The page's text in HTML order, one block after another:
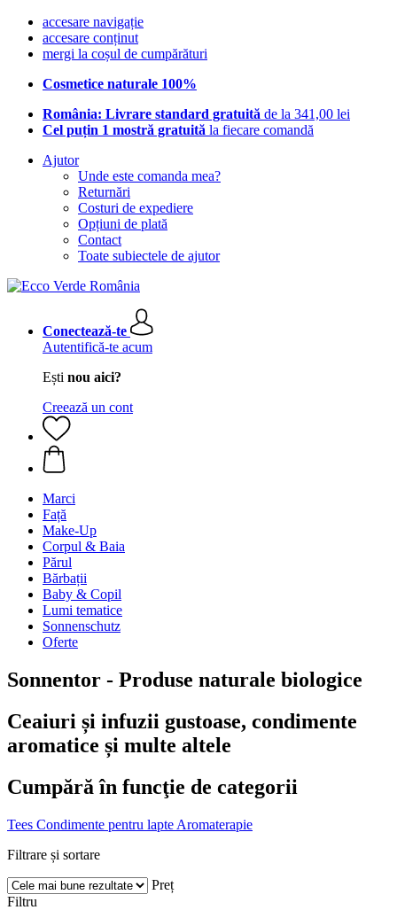
accesare navigație
accesare conținut
mergi la coșul de cumpărături
Cosmetice naturale 100%
România: Livrare standard gratuită de la 341,00 lei
Cel puțin 1 mostră gratuită la fiecare comandă
Ajutor
Unde este comanda mea?
Returnări
Costuri de expediere
Opțiuni de plată
Contact
Toate subiectele de ajutor
Conectează-te
Autentifică-te acum
Ești nou aici?
Creează un cont
Marci
Față
Make-Up
Corpul & Baia
Părul
Bărbații
Baby & Copil
Lumi tematice
Sonnenschutz
Oferte
Sonnentor - Produse naturale biologice
Ceaiuri și infuzii gustoase, condimente
aromatice și multe altele
Cumpără în funcţie de categorii
Tees Condimente pentru lapte Aromaterapie
Filtrare și sortare
Preț
Filtru